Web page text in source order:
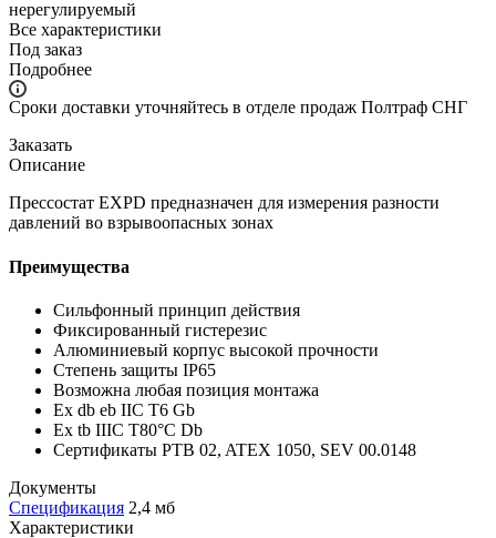
нерегулируемый
Все характеристики
Под заказ
Подробнее
Сроки доставки уточняйтесь в отделе продаж Полтраф СНГ
Заказать
Описание
Прессостат EXPD предназначен для измерения разности
давлений во взрывоопасных зонах
Преимущества
Сильфонный принцип действия
Фиксированный гистерезис
Алюминиевый корпус высокой прочности
Степень защиты IP65
Возможна любая позиция монтажа
Ex db eb IIC T6 Gb
Ex tb IIIC T80°C Db
Сертификаты PTB 02, ATEX 1050, SEV 00.0148
Документы
Спецификация 2,4 мб
Характеристики